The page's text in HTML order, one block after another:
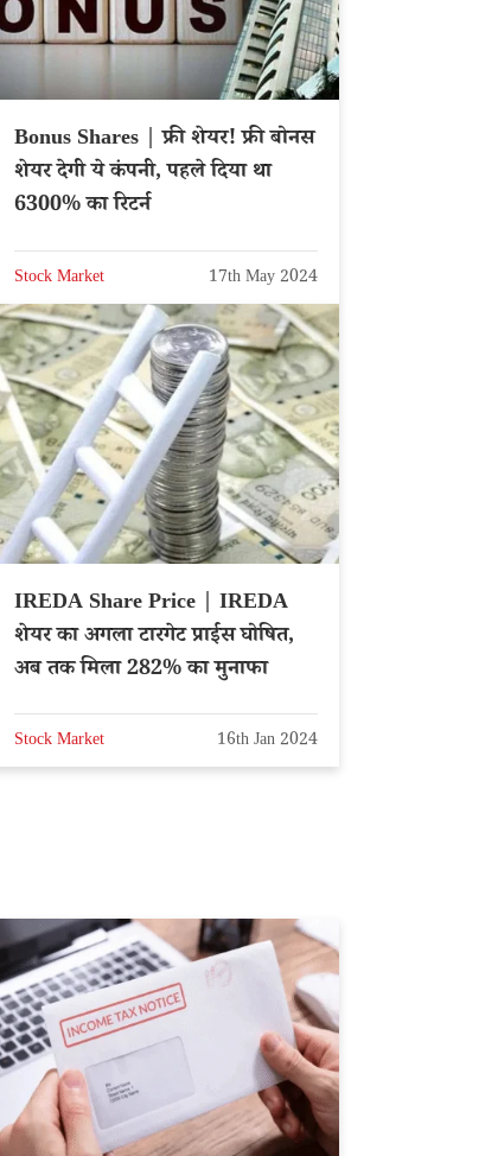
Bonus Shares | फ्री शेयर! फ्री बोनस
शेयर देगी ये कंपनी, पहले दिया था
6300% का रिटर्न
Stock Market 17th May 2024
IREDA Share Price | IREDA
शेयर का अगला टारगेट प्राईस घोषित,
अब तक मिला 282% का मुनाफा
Stock Market 16th Jan 2024